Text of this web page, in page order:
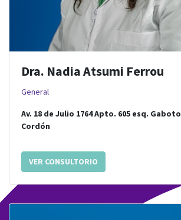
Dra. Nadia Atsumi Ferrou
General
Av. 18 de Julio 1764 Apto. 605 esq. Gaboto
Cordón
VER CONSULTORIO